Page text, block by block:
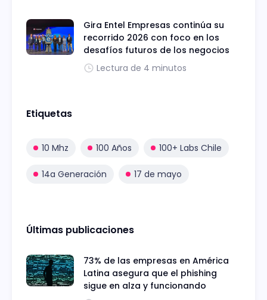
Gira Entel Empresas continúa su
recorrido 2026 con foco en los
desafíos futuros de los negocios
Lectura de 4 minutos
Etiquetas
10 Mhz 100 Años 100+ Labs Chile
14a Generación 17 de mayo
Últimas publicaciones
73% de las empresas en América
Latina asegura que el phishing
sigue en alza y funcionando